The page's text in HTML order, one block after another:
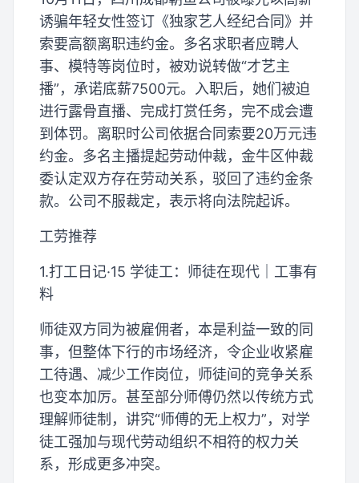
诱骗年轻女性签订《独家艺人经纪合同》并
索要高额离职违约金。多名求职者应聘人
事、模特等岗位时，被劝说转做“才艺主
播”，承诺底薪7500元。入职后，她们被迫
进行露骨直播、完成打赏任务，完不成会遭
到体罚。离职时公司依据合同索要20万元违
约金。多名主播提起劳动仲裁，金牛区仲裁
委认定双方存在劳动关系，驳回了违约金条
款。公司不服裁定，表示将向法院起诉。
工劳推荐
1.打工日记·15 学徒工：师徒在现代｜工事有
料
师徒双方同为被雇佣者，本是利益一致的同
事，但整体下行的市场经济，令企业收紧雇
工待遇、减少工作岗位，师徒间的竞争关系
也变本加厉。甚至部分师傅仍然以传统方式
理解师徒制，讲究“师傅的无上权力”，对学
徒工强加与现代劳动组织不相符的权力关
系，形成更多冲突。